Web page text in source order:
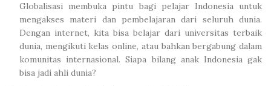
Globalisasi membuka pintu bagi pelajar Indonesia untuk
mengakses materi dan pembelajaran dari seluruh dunia.
Dengan internet, kita bisa belajar dari universitas terbaik
dunia, mengikuti kelas online, atau bahkan bergabung dalam
komunitas internasional. Siapa bilang anak Indonesia gak
bisa jadi ahli dunia?